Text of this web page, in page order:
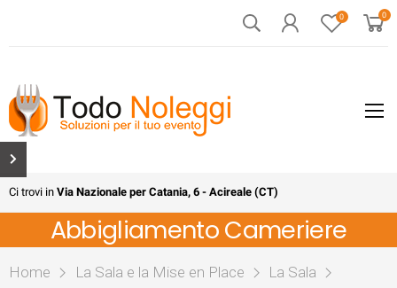
0 0
Ci trovi in Via Nazionale per Catania, 6 - Acireale (CT)
Abbigliamento Cameriere
Home La Sala e la Mise en Place
La Sala